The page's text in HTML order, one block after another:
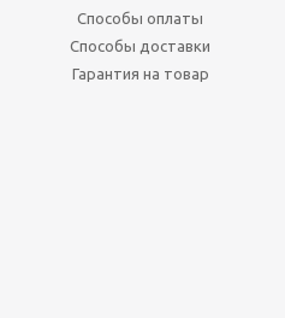
Способы оплаты
Способы доставки
Гарантия на товар